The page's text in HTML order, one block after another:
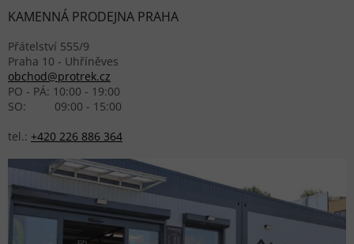
KAMENNÁ PRODEJNA PRAHA
Přátelství 555/9
Praha 10 - Uhříněves
obchod@protrek.cz
PO - PÁ: 10:00 - 19:00
SO: 09:00 - 15:00
tel.: +420 226 886 364